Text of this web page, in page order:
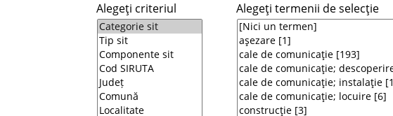
Alegeţi criteriul Alegeţi termenii de selecţie